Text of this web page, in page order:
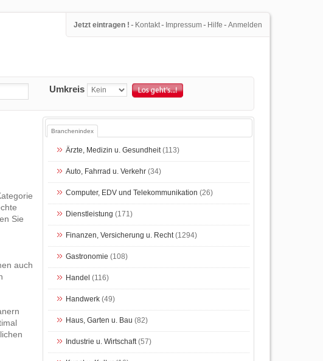
Jetzt eintragen ! - Kontakt- Impressum- Hilfe - Anmelden
Umkreis
Sie
auch
Branchenindex
Ärzte, Medizin u. Gesundheit(113)
Auto, Fahrrad u. Verkehr(34)
Computer, EDV und Telekommunikation (26)
Dienstleistung (171)
Finanzen, Versicherung u. Recht(1294)
Gastronomie (108)
Handel (116)
Handwerk(49)
Haus, Garten u. Bau (82)
Industrie u. Wirtschaft(57)